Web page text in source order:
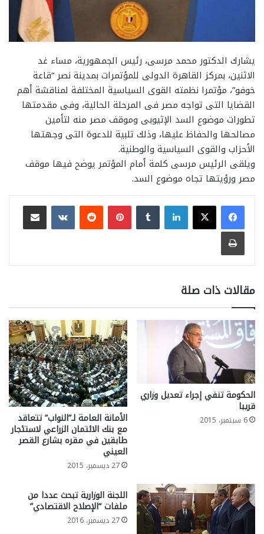
يشارك الدكتور محمد مرسى، رئيس الجمهورية، مساء غد
الاثنين، بمركز القاهرة الدولى للمؤتمرات بمدينة نصر “قاعة
خوفو”، مؤتمرا نظمته القوى السياسية المختلفة لمناقشة أهم
القضايا التى تواجه مصر فى المرحلة الحالية، وفى مقدمتها
تطورات موضوع السد الإثيوبى وموقف مصر منه لتأمين
مصالحها والحفاظ عليها، وذلك تلبية للدعوة التى وجهتها
الأحزاب والقوى السياسية والوطنية.
ويلقى الرئيس مرسى كلمة أمام المؤتمر يوضح فيها موقف
مصر ورؤيتها تجاه موضوع السد.
لينكدإن بينتيريست
مشاركة عبر البريد
طباعة
مقالات ذات صلة
الحكومة تنفي إجراء تعديل وزاري
قريبا
6 سبتمبر، 2015 الأمانة العامة لـ”النواب” تتعاقد
مع بنك الائتمان الزراعي لاستئجار
طابقين في مقره بشارع القصر
العيني
27 ديسمبر، 2015
اللجنة الوزارية تبحث عددا من
ملفات “الإصلاح الاقتصادي”
27 ديسمبر، 2016